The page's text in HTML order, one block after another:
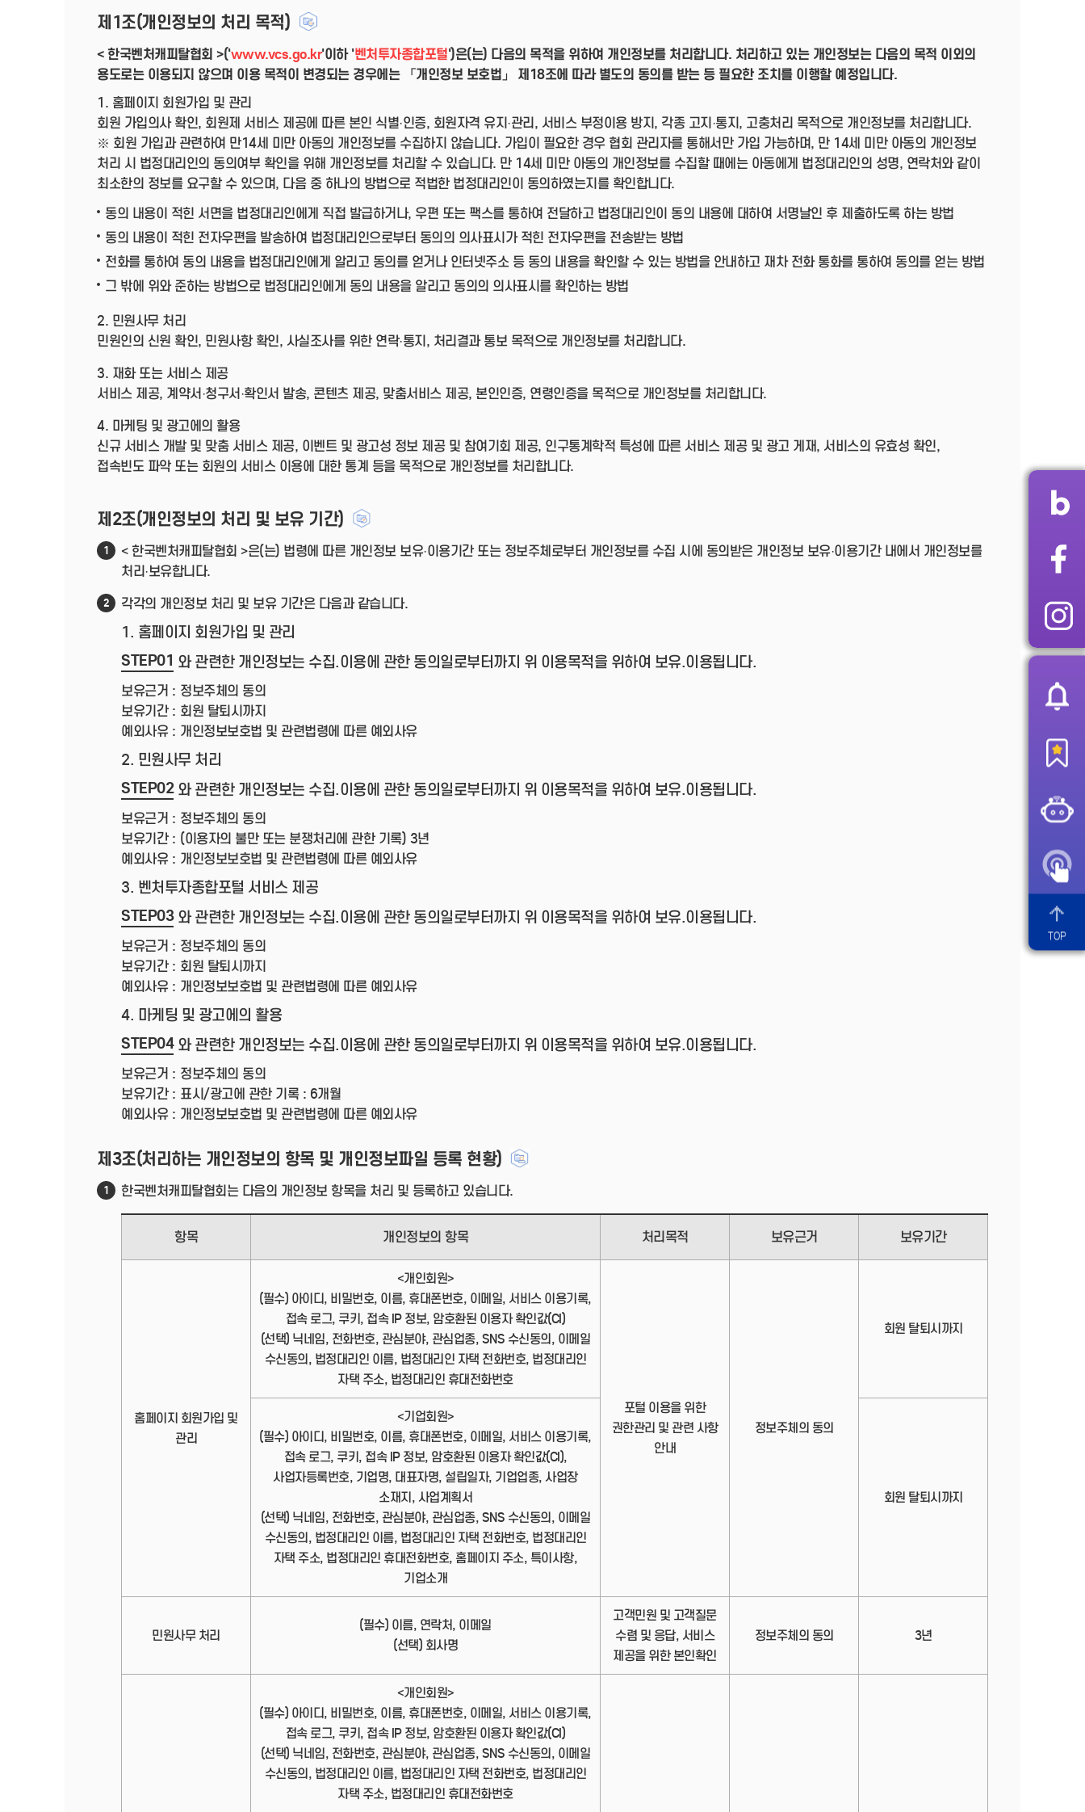
TOP
제1조(개인정보의 처리 목적)
< 한국벤처캐피탈협회 >('www.vcs.go.kr'이하 '벤처투자종합포털')은(는) 다음의 목적을 위하여 개인정보를 처리합니다. 처리하고 있는 개인정보는 다음의 목적 이외의
용도로는 이용되지 않으며 이용 목적이 변경되는 경우에는 「개인정보 보호법」 제18조에 따라 별도의 동의를 받는 등 필요한 조치를 이행할 예정입니다.
1. 홈페이지 회원가입 및 관리
회원 가입의사 확인, 회원제 서비스 제공에 따른 본인 식별·인증, 회원자격 유지·관리, 서비스 부정이용 방지, 각종 고지·통지, 고충처리 목적으로 개인정보를 처리합니다.
※ 회원 가입과 관련하여 만14세 미만 아동의 개인정보를 수집하지 않습니다. 가입이 필요한 경우 협회 관리자를 통해서만 가입 가능하며, 만 14세 미만 아동의 개인정보
처리 시 법정대리인의 동의여부 확인을 위해 개인정보를 처리할 수 있습니다. 만 14세 미만 아동의 개인정보를 수집할 때에는 아동에게 법정대리인의 성명, 연락처와 같이
최소한의 정보를 요구할 수 있으며, 다음 중 하나의 방법으로 적법한 법정대리인이 동의하였는지를 확인합니다.
동의 내용이 적힌 서면을 법정대리인에게 직접 발급하거나, 우편 또는 팩스를 통하여 전달하고 법정대리인이 동의 내용에 대하여 서명날인 후 제출하도록 하는 방법
동의 내용이 적힌 전자우편을 발송하여 법정대리인으로부터 동의의 의사표시가 적힌 전자우편을 전송받는 방법
전화를 통하여 동의 내용을 법정대리인에게 알리고 동의를 얻거나 인터넷주소 등 동의 내용을 확인할 수 있는 방법을 안내하고 재차 전화 통화를 통하여 동의를 얻는 방법
그 밖에 위와 준하는 방법으로 법정대리인에게 동의 내용을 알리고 동의의 의사표시를 확인하는 방법
2. 민원사무 처리
민원인의 신원 확인, 민원사항 확인, 사실조사를 위한 연락·통지, 처리결과 통보 목적으로 개인정보를 처리합니다.
3. 재화 또는 서비스 제공
서비스 제공, 계약서·청구서·확인서 발송, 콘텐츠 제공, 맞춤서비스 제공, 본인인증, 연령인증을 목적으로 개인정보를 처리합니다.
4. 마케팅 및 광고에의 활용
신규 서비스 개발 및 맞춤 서비스 제공, 이벤트 및 광고성 정보 제공 및 참여기회 제공, 인구통계학적 특성에 따른 서비스 제공 및 광고 게재, 서비스의 유효성 확인,
접속빈도 파악 또는 회원의 서비스 이용에 대한 통계 등을 목적으로 개인정보를 처리합니다.
제2조(개인정보의 처리 및 보유 기간)
1
< 한국벤처캐피탈협회 >은(는) 법령에 따른 개인정보 보유·이용기간 또는 정보주체로부터 개인정보를 수집 시에 동의받은 개인정보 보유·이용기간 내에서 개인정보를
처리·보유합니다.
2 각각의 개인정보 처리 및 보유 기간은 다음과 같습니다.
1. 홈페이지 회원가입 및 관리
STEP01 와 관련한 개인정보는 수집.이용에 관한 동의일로부터까지 위 이용목적을 위하여 보유.이용됩니다.
보유근거 : 정보주체의 동의
보유기간 : 회원 탈퇴시까지
예외사유 : 개인정보보호법 및 관련법령에 따른 예외사유
2. 민원사무 처리
STEP02 와 관련한 개인정보는 수집.이용에 관한 동의일로부터까지 위 이용목적을 위하여 보유.이용됩니다.
보유근거 : 정보주체의 동의
보유기간 : (이용자의 불만 또는 분쟁처리에 관한 기록) 3년
예외사유 : 개인정보보호법 및 관련법령에 따른 예외사유
3. 벤처투자종합포털 서비스 제공
STEP03 와 관련한 개인정보는 수집.이용에 관한 동의일로부터까지 위 이용목적을 위하여 보유.이용됩니다.
보유근거 : 정보주체의 동의
보유기간 : 회원 탈퇴시까지
예외사유 : 개인정보보호법 및 관련법령에 따른 예외사유
4. 마케팅 및 광고에의 활용
STEP04 와 관련한 개인정보는 수집.이용에 관한 동의일로부터까지 위 이용목적을 위하여 보유.이용됩니다.
보유근거 : 정보주체의 동의
보유기간 : 표시/광고에 관한 기록 : 6개월
예외사유 : 개인정보보호법 및 관련법령에 따른 예외사유
제3조(처리하는 개인정보의 항목 및 개인정보파일 등록 현황)
1 한국벤처캐피탈협회는 다음의 개인정보 항목을 처리 및 등록하고 있습니다.
항목 개인정보의 항목 처리목적 보유근거 보유기간
홈페이지 회원가입 및
관리
<개인회원>
(필수) 아이디, 비밀번호, 이름, 휴대폰번호, 이메일, 서비스 이용기록,
접속 로그, 쿠키, 접속 IP 정보, 암호환된 이용자 확인값(CI)
(선택) 닉네임, 전화번호, 관심분야, 관심업종, SNS 수신동의, 이메일
수신동의, 법정대리인 이름, 법정대리인 자택 전화번호, 법정대리인
자택 주소, 법정대리인 휴대전화번호
포털 이용을 위한
권한관리 및 관련 사항
안내
정보주체의 동의
회원 탈퇴시까지
<기업회원>
(필수) 아이디, 비밀번호, 이름, 휴대폰번호, 이메일, 서비스 이용기록,
접속 로그, 쿠키, 접속 IP 정보, 암호환된 이용자 확인값(CI),
사업자등록번호, 기업명, 대표자명, 설립일자, 기업업종, 사업장
소재지, 사업계획서
(선택) 닉네임, 전화번호, 관심분야, 관심업종, SNS 수신동의, 이메일
수신동의, 법정대리인 이름, 법정대리인 자택 전화번호, 법정대리인
자택 주소, 법정대리인 휴대전화번호, 홈페이지 주소, 특이사항,
기업소개
회원 탈퇴시까지
민원사무 처리
(필수) 이름, 연락처, 이메일
(선택) 회사명
고객민원 및 고객질문
수렴 및 응답, 서비스
제공을 위한 본인확인
정보주체의 동의 3년
<개인회원>
(필수) 아이디, 비밀번호, 이름, 휴대폰번호, 이메일, 서비스 이용기록,
접속 로그, 쿠키, 접속 IP 정보, 암호환된 이용자 확인값(CI)
(선택) 닉네임, 전화번호, 관심분야, 관심업종, SNS 수신동의, 이메일
수신동의, 법정대리인 이름, 법정대리인 자택 전화번호, 법정대리인
자택 주소, 법정대리인 휴대전화번호